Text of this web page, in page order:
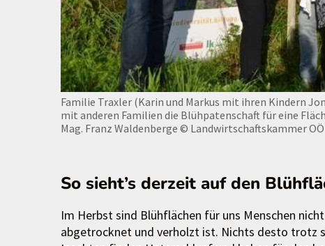
Familie Traxler (Karin und Markus mit ihren Kindern
mit anderen Familien die Blühpatenschaft für eine
Mag. Franz Waldenberge © Landwirtschaftskammer OÖ
So sieht’s derzeit auf den
Im Herbst sind Blühflächen für uns Menschen
abgetrocknet und verholzt ist. Nichts desto trotz